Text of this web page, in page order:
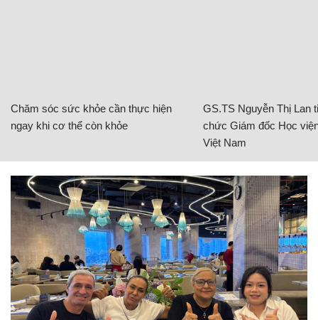
Chăm sóc sức khỏe cần thực hiện
ngay khi cơ thể còn khỏe
GS.TS Nguyễn Thị Lan
chức Giám đốc Học
Việt Nam